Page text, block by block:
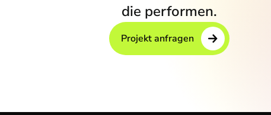
die performen.
Projekt anfragen